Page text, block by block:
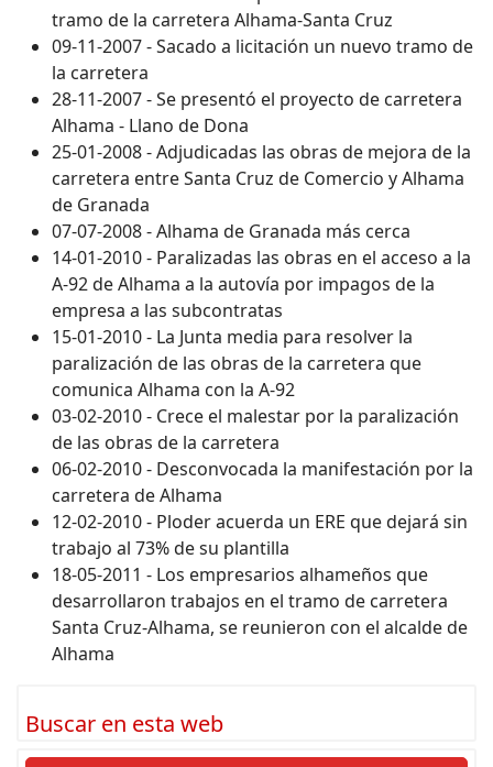
tramo de la carretera Alhama-Santa Cruz
09-11-2007 - Sacado a licitación un nuevo tramo de
la carretera
28-11-2007 - Se presentó el proyecto de carretera
Alhama - Llano de Dona
25-01-2008 - Adjudicadas las obras de mejora de la
carretera entre Santa Cruz de Comercio y Alhama
de Granada
07-07-2008 - Alhama de Granada más cerca
14-01-2010 - Paralizadas las obras en el acceso a la
A-92 de Alhama a la autovía por impagos de la
empresa a las subcontratas
15-01-2010 - La Junta media para resolver la
paralización de las obras de la carretera que
comunica Alhama con la A-92
03-02-2010 - Crece el malestar por la paralización
de las obras de la carretera
06-02-2010 - Desconvocada la manifestación por la
carretera de Alhama
12-02-2010 - Ploder acuerda un ERE que dejará sin
trabajo al 73% de su plantilla
18-05-2011 - Los empresarios alhameños que
desarrollaron trabajos en el tramo de carretera
Santa Cruz-Alhama, se reunieron con el alcalde de
Alhama
Buscar en esta web